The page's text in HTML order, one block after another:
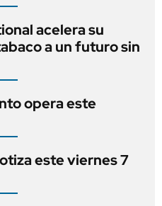
acelera su
a un futuro sin
opera este
este viernes 7